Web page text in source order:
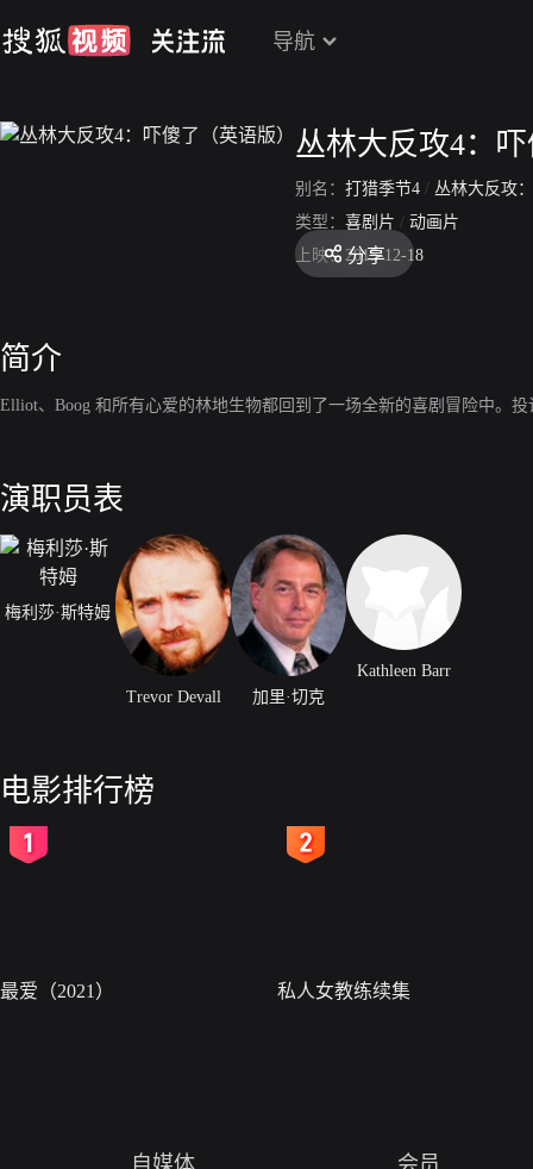
导航
丛林大反攻4：
别名： 打猎季节4 / 丛林大反攻：狼人
类型： 喜剧片 / 动画片
上映： 2015-12-18
分享
简介
Elliot、Boog 和所有心爱的林地生物都回到了一场全新的喜剧冒险中。投
演职员表
梅利莎·斯特姆
Trevor Devall 加里·切克
Kathleen Barr
电影排行榜
最爱（2021） 私人女教练续集